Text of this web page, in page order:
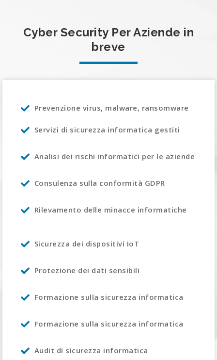
Cyber Security Per Aziende in
breve
Prevenzione virus, malware, ransomware
Servizi di sicurezza informatica gestiti
Analisi dei rischi informatici per le aziende
Consulenza sulla conformità GDPR
Rilevamento delle minacce informatiche
Sicurezza dei dispositivi IoT
Protezione dei dati sensibili
Formazione sulla sicurezza informatica
Formazione sulla sicurezza informatica
Audit di sicurezza informatica